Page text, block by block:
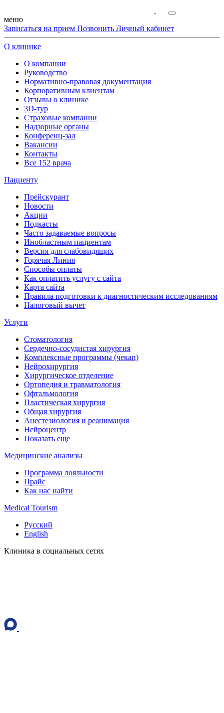
меню
Записаться на прием Позвонить Личный кабинет
О клинике
О компании
Руководство
Нормативно-правовая документация
Корпоративным клиентам
Отзывы о клинике
3D-тур
Страховые компании
Надзорные органы
Конференц-зал
Вакансии
Контакты
Все 152 врача
Пациенту
Прейскурант
Новости
Акции
Подкасты
Часто задаваемые вопросы
Инобластным пациентам
Версия для слабовидящих
Горячая Линия
Способы оплаты
Как оплатить услугу с сайта
Карта сайта
Правила подготовки к диагностическим исследованиям
Налоговый вычет
Услуги
Стоматология
Сердечно-сосудистая хирургия
Комплексные программы (чекап)
Нейрохирургия
Хирургическое отделение
Ортопедия и травматология
Офтальмология
Пластическая хирургия
Общая хирургия
Анестезиология и реанимация
Нейроцентр
Показать еще
Медицинские анализы
Программа лояльности
Прайс
Как нас найти
Medical Tourism
Русский
English
Клиника в социальных сетях